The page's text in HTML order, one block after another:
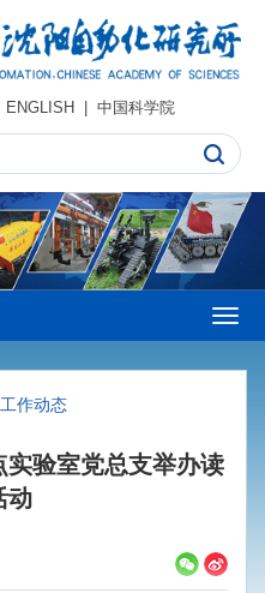
ENGLISH| 中国科学院
工作动态
验室党总支举办读
动